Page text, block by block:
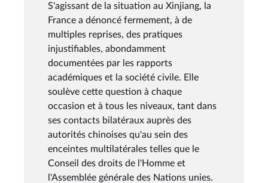
S'agissant de la situation au Xinjiang, la
France a dénoncé fermement, à de
multiples reprises, des pratiques
injustifiables, abondamment
documentées par les rapports
académiques et la société civile. Elle
soulève cette question à chaque
occasion et à tous les niveaux, tant dans
ses contacts bilatéraux auprès des
autorités chinoises qu'au sein des
enceintes multilatérales telles que le
Conseil des droits de l'Homme et
l'Assemblée générale des Nations unies.